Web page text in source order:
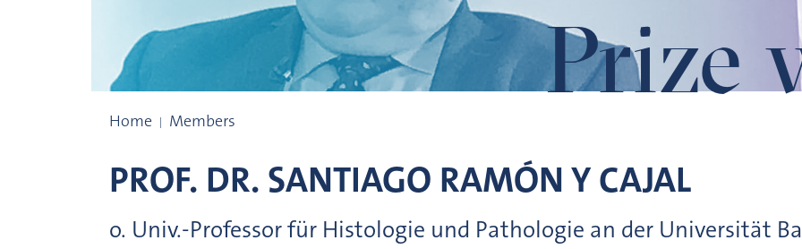
Prize
Home Members
PROF. DR. SANTIAGO RAMÓN Y CAJAL
o. Univ.-Professor für Histologie und Pathologie an der Universität